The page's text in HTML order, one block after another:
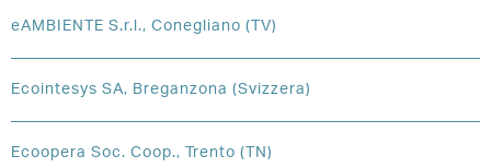
eAMBIENTE S.r.l., Conegliano (TV)
Ecointesys SA, Breganzona (Svizzera)
Ecoopera Soc. Coop., Trento (TN)